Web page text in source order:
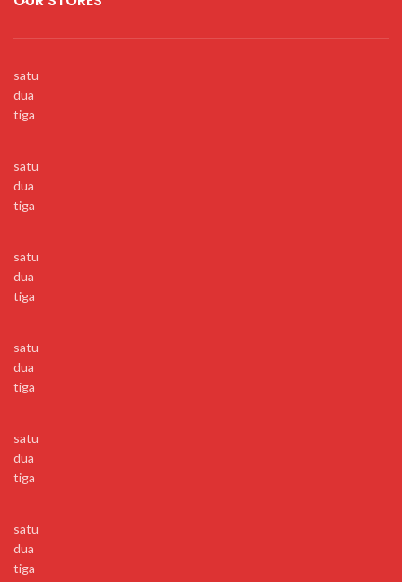
satu
dua
tiga
satu
dua
tiga
satu
dua
tiga
satu
dua
tiga
satu
dua
tiga
satu
dua
tiga